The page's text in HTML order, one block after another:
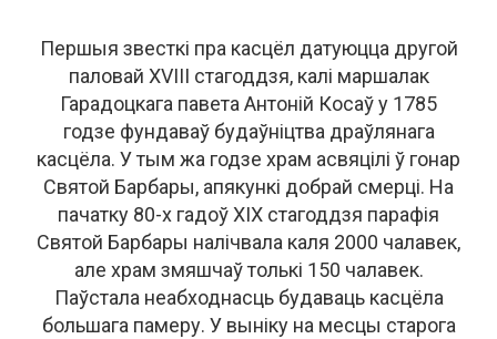
Першыя звесткі пра касцёл датуюцца другой
паловай XVIII стагоддзя, калі маршалак
Гарадоцкага павета Антоній Косаў у 1785
годзе фундаваў будаўніцтва драўлянага
касцёла. У тым жа годзе храм асвяцілі ў гонар
Святой Барбары, апякункі добрай смерці. На
пачатку 80-х гадоў XIX стагоддзя парафія
Святой Барбары налічвала каля 2000 чалавек,
але храм змяшчаў толькі 150 чалавек.
Паўстала неабходнасць будаваць касцёла
большага памеру. У выніку на месцы старога